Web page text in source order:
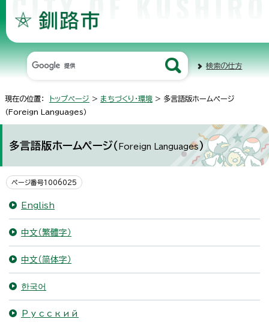
検索の仕方
現在の位置： トップページ > まちづくり・環境 > 多言語版ホームページ
（Foreign Languages）
多言語版ホームページ（ Foreign Languages ）
ページ番号1006025
English
中文（繁體字）
中文（简体字）
한국어
Русский